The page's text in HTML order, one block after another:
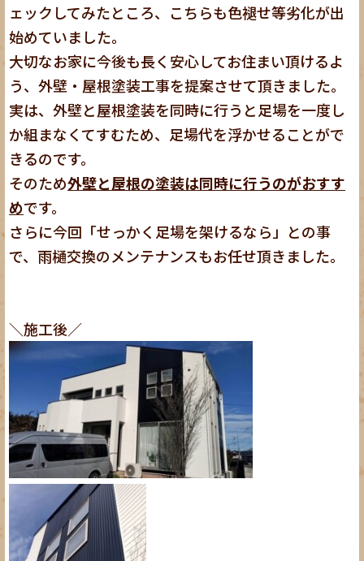
ェックしてみたところ、こちらも色褪せ等劣化が出
始めていました。
大切なお家に今後も長く安心してお住まい頂けるよ
う、外壁・屋根塗装工事を提案させて頂きました。
実は、外壁と屋根塗装を同時に行うと足場を一度し
か組まなくてすむため、足場代を浮かせることがで
きるのです。
そのため外壁と屋根の塗装は同時に行うのがおすす
めです。
さらに今回「せっかく足場を架けるなら」との事
で、雨樋交換のメンテナンスもお任せ頂きました。
＼施工後／